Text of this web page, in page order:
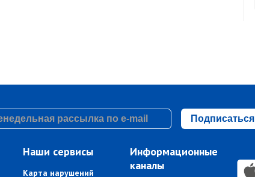
Подписаться
Наши сервисы
Карта нарушений
Информационные
каналы